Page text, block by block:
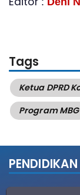
Tags
Ketua DPRD
Program MBG
PENDIDIKAN